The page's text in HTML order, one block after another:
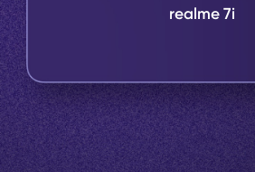
realme 7i